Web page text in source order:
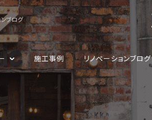
ブログ
施工事例 リノベーションブログ